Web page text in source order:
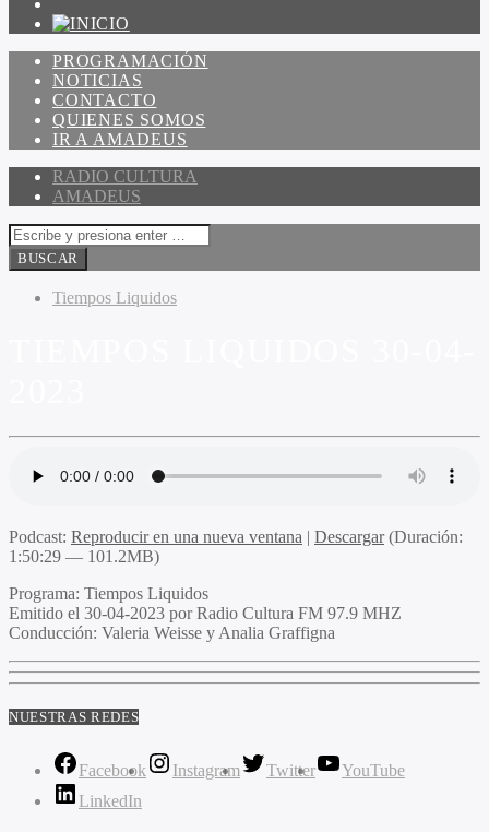
PROGRAMACIÓN
NOTICIAS
CONTACTO
QUIENES SOMOS
IR A AMADEUS
RADIO CULTURA
AMADEUS
Tiempos Liquidos
Podcast: Reproducir en una nueva ventana | Descargar(Duración:
1:50:29 — 101.2MB)
Programa: Tiempos Liquidos
Emitido el 30-04-2023 por Radio Cultura FM 97.9 MHZ
Conducción: Valeria Weisse y Analia Graffigna
NUESTRAS REDES
Facebook Instagram Twitter
YouTube
LinkedIn